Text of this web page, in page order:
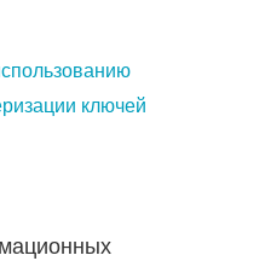
ключей